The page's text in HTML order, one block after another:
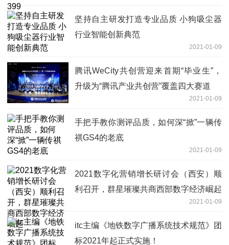
坚持自主研发打造专业品质 小狗吸尘器
行业智能创新典范
2021-01-09
腾讯WeCity共创营迎来首期“毕业生”，
升级为“腾讯产业共创营”覆盖四大赛道
2021-01-09
手把手教你测评品质，如何深“掀”一辆传
祺GS4的老底
2021-01-09
2021数字化营销增长研讨会（西安）顺
利召开，群星璀璨共商西部数字经济崛起
2021-01-09
itc主编《地铁数字广播系统技术规范》团
标2021年起正式实施！